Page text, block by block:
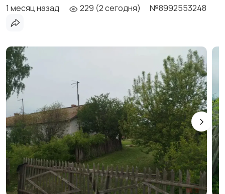
1 месяц назад 229 (2 сегодня) №8992553248